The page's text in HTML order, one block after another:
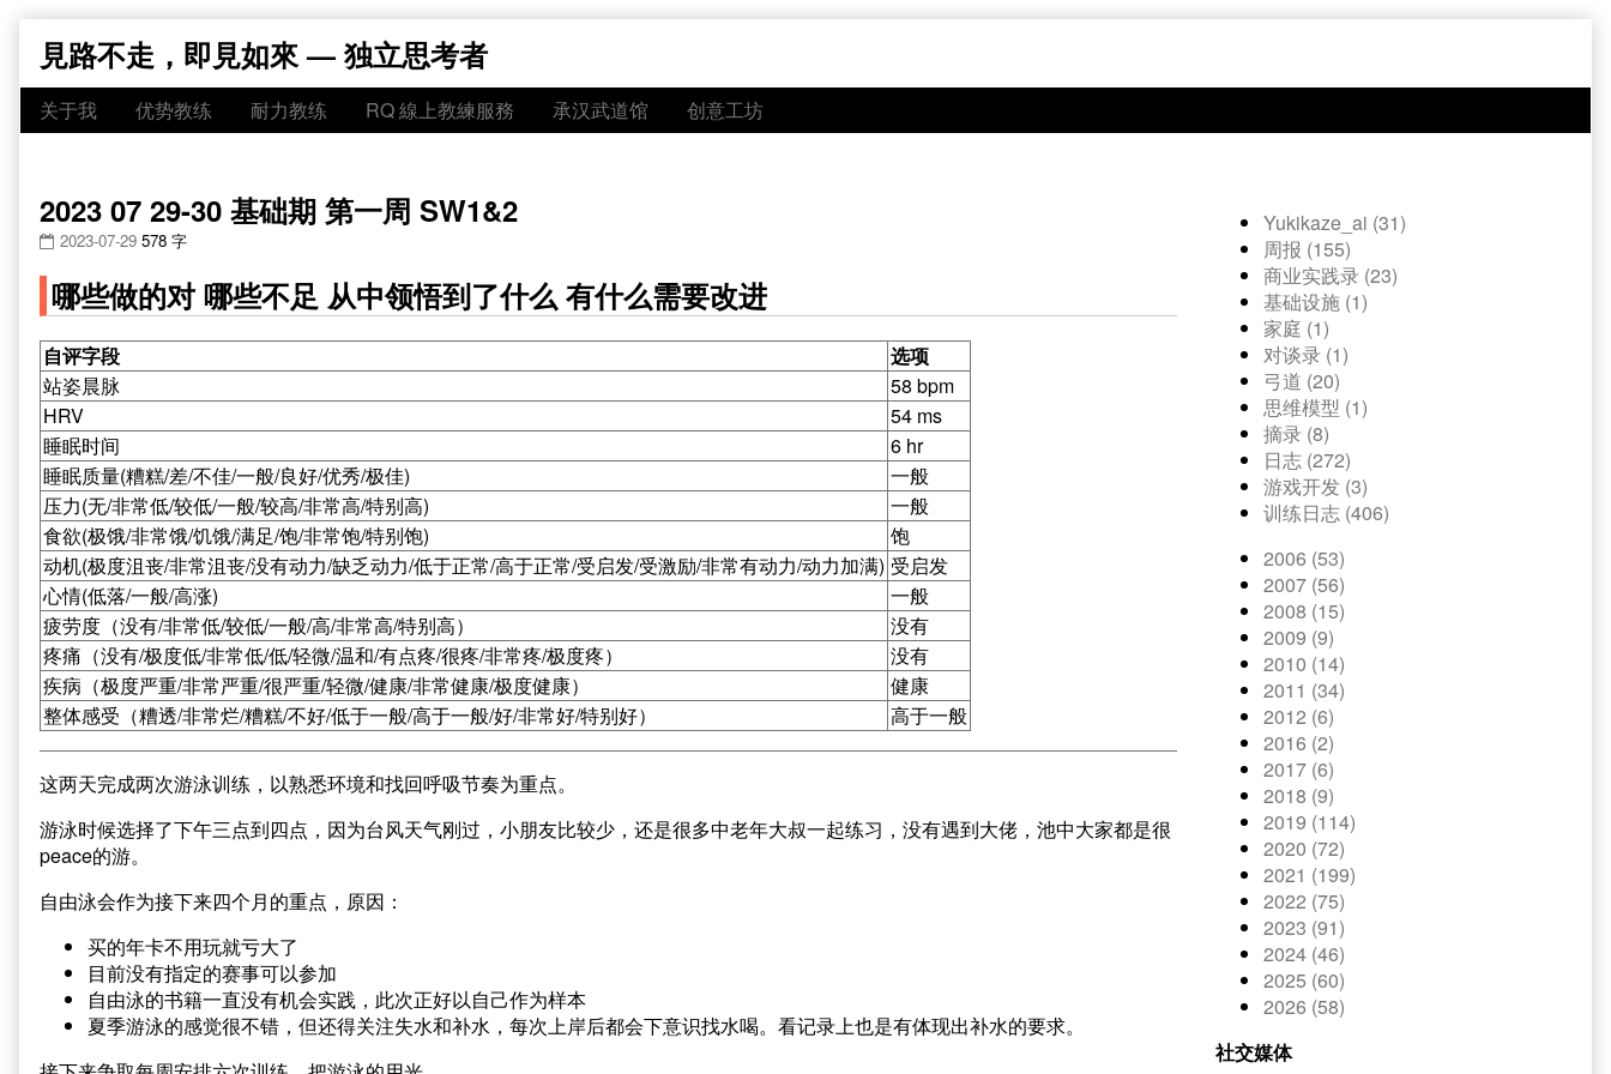
content
見路不走，即見如來 — 独立思考者
关于我 优势教练 耐力教练 RQ 線上教練服務 承汉武道馆 创意工坊
2023 07 29-30 基础期 第一周 SW1&2
2023-07-29 578 字
哪些做的对 哪些不足 从中领悟到了什么 有什么需要改进
自评字段
选项
站姿晨脉
58 bpm
HRV
54 ms
睡眠时间
6 hr
睡眠质量(糟糕/差/不佳/一般/良好/优秀/极佳)
一般
压力(无/非常低/较低/一般/较高/非常高/特别高)
一般
食欲(极饿/非常饿/饥饿/满足/饱/非常饱/特别饱)
饱
动机(极度沮丧/非常沮丧/没有动力/缺乏动力/低于正常/高于正常/受启发/受激励/非常有动力/动力加满) 受启发
心情(低落/一般/高涨)
一般
疲劳度（没有/非常低/较低/一般/高/非常高/特别高）
没有
疼痛（没有/极度低/非常低/低/轻微/温和/有点疼/很疼/非常疼/极度疼）
没有
疾病（极度严重/非常严重/很严重/轻微/健康/非常健康/极度健康）
健康
整体感受（糟透/非常烂/糟糕/不好/低于一般/高于一般/好/非常好/特别好）
高于一般
这两天完成两次游泳训练，以熟悉环境和找回呼吸节奏为重点。
游泳时候选择了下午三点到四点，因为台风天气刚过，小朋友比较少，还是很多中老年大叔一起练习，没有遇到大佬，池中大家都是很
peace的游。
自由泳会作为接下来四个月的重点，原因：
买的年卡不用玩就亏大了
目前没有指定的赛事可以参加
自由泳的书籍一直没有机会实践，此次正好以自己作为样本
夏季游泳的感觉很不错，但还得关注失水和补水，每次上岸后都会下意识找水喝。看记录上也是有体现出补水的要求。
Yukikaze_ai (31)
周报 (155)
商业实践录 (23)
基础设施 (1)
家庭 (1)
对谈录 (1)
弓道 (20)
思维模型 (1)
摘录 (8)
日志 (272)
游戏开发 (3)
训练日志 (406)
2006 (53)
2007 (56)
2008 (15)
2009 (9)
2010 (14)
2011 (34)
2012 (6)
2016 (2)
2017 (6)
2018 (9)
2019 (114)
2020 (72)
2021 (199)
2022 (75)
2023 (91)
2024 (46)
2025 (60)
2026 (58)
社交媒体